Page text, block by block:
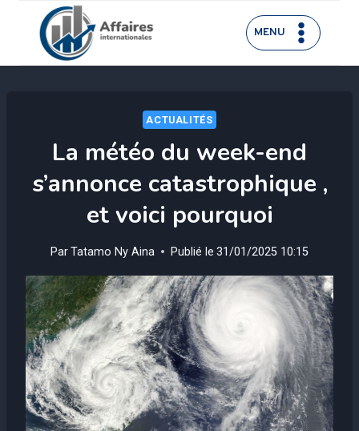
contenu
MENU
ACTUALITÉS
La météo du week-end
s’annonce catastrophique ,
et voici pourquoi
ParTatamo Ny Aina Publié le 31/01/2025 10:15